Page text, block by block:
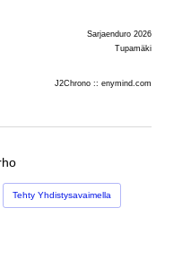
Sarjaenduro 2026
Tupamäki
J2Chrono :: enymind.com
Tehty Yhdistysavaimella